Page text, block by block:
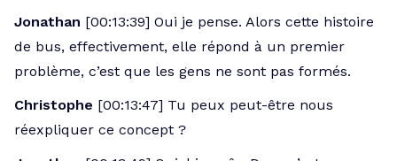
Jonathan [00:13:39] Oui je pense. Alors cette histoire
de bus, effectivement, elle répond à un premier
problème, c’est que les gens ne sont pas formés.
Christophe [00:13:47] Tu peux peut-être nous
réexpliquer ce concept ?